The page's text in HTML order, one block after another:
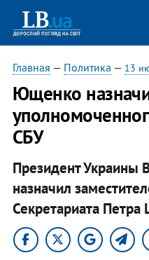
Главная — Политика — 13
Ющенко
СБУ
Президент Украины
назначил
Секретариата Петра